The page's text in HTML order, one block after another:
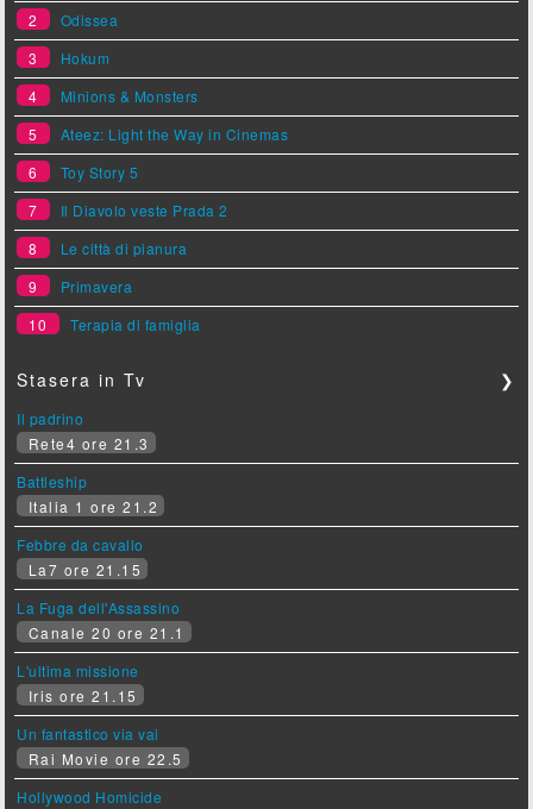
2
Odissea
3
Hokum
4
Minions & Monsters
5
Ateez: Light the Way in Cinemas
6
Toy Story 5
7
Il Diavolo veste Prada 2
8
Le città di pianura
9
Primavera
10
Terapia di famiglia
Stasera in Tv ❯
Il padrino
Rete4 ore 21.3
Battleship
Italia 1 ore 21.2
Febbre da cavallo
La7 ore 21.15
La Fuga dell'Assassino
Canale 20 ore 21.1
L'ultima missione
Iris ore 21.15
Un fantastico via vai
Rai Movie ore 22.5
Hollywood Homicide